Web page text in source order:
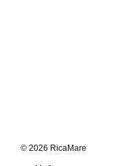
© 2026 RicaMare